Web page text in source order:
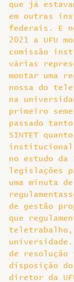
que já
em outras
federais. E
2021 a UFU
comissão
várias
montar uma
nossa do
na
primeiro
passado
SINTET
institucional
no estudo
legislações
uma minuta
de gestão
que
de
disposição
diretor da